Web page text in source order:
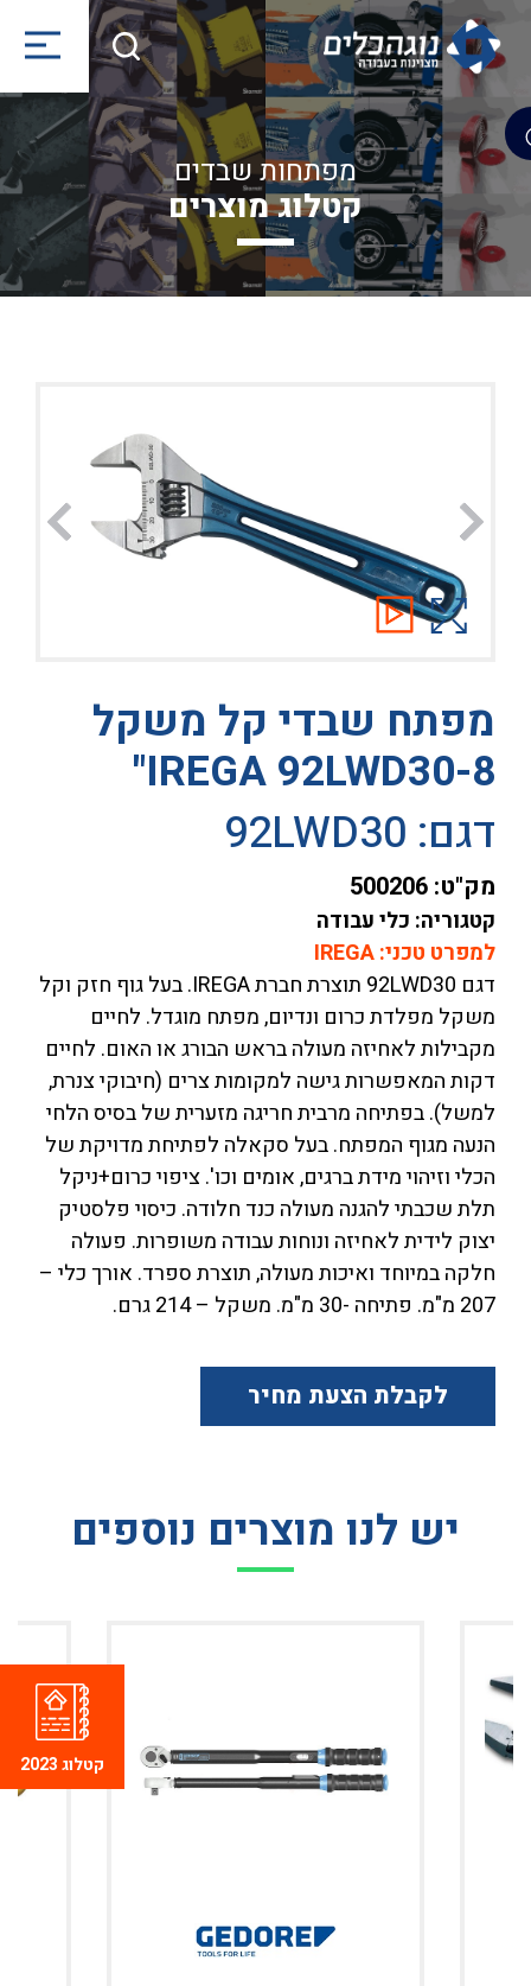
מפתחות שבדים
קטלוג מוצרים
מפתח שבדי קל משקל
IREGA 92LWD30-8"
דגם: 92LWD30
מק"ט: 500206
קטגוריה: כלי עבודה
למפרט טכני: IREGA
דגם 92LWD30 תוצרת חברת IREGA. בעל גוף חזק וקל
משקל מפלדת כרום ונדיום, מפתח מוגדל. לחיים
מקבילות לאחיזה מעולה בראש הבורג או האום. לחיים
דקות המאפשרות גישה למקומות צרים (חיבוקי צנרת,
למשל). בפתיחה מרבית חריגה מזערית של בסיס הלחי
הנעה מגוף המפתח. בעל סקאלה לפתיחת מדויקת של
הכלי וזיהוי מידת ברגים, אומים וכו'. ציפוי כרום+ניקל
תלת שכבתי להגנה מעולה כנד חלודה. כיסוי פלסטיק
יצוק לידית לאחיזה ונוחות עבודה משופרות. פעולה
חלקה במיוחד ואיכות מעולה, תוצרת ספרד. אורך כלי –
207 מ"מ. פתיחה -30 מ"מ. משקל – 214 גרם.
לקבלת הצעת מחיר
יש לנו מוצרים נוספים
קטלוג 2023